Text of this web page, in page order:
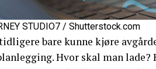
STUDIO7 / Shutterstock.com
bare kunne kjøre
Hvor skal man lade?